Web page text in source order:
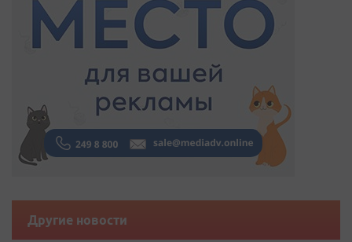
Другие новости